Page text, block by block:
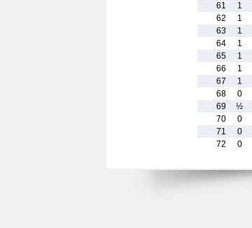
61
1
62
1
63
1
64
1
65
1
66
1
67
1
68
0
69
½
70
0
71
0
72
0